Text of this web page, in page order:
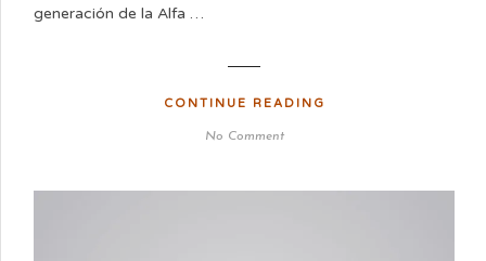
generación de la Alfa …
CONTINUE READING
No Comment